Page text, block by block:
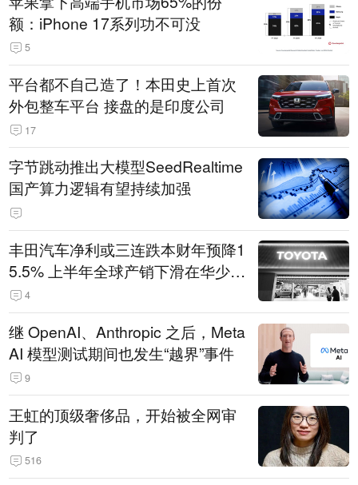
额：iPhone 17系列功不可没
5
平台都不自己造了！本田史上首次
外包整车平台 接盘的是印度公司
17
字节跳动推出大模型SeedRealtime
国产算力逻辑有望持续加强
丰田汽车净利或三连跌本财年预降1
5.5% 上半年全球产销下滑在华少卖
14.3万辆
4
继 OpenAI、Anthropic 之后，Meta
AI 模型测试期间也发生“越界”事件
9
王虹的顶级奢侈品，开始被全网审
判了
516